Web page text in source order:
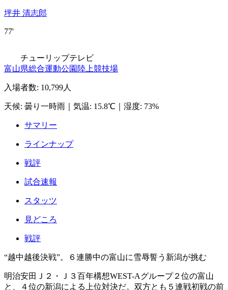
坪井 清志郎
77'
チューリップテレビ
富山県総合運動公園陸上競技場
入場者数: 10,799人
天候: 曇り一時雨 気温: 15.8℃ 湿度: 73%
サマリー
ラインナップ
戦評
試合速報
スタッツ
見どころ
戦評
“越中越後決戦”。６連勝中の富山に雪辱誓う新潟が挑む
明治安田Ｊ２・Ｊ３百年構想WEST-Aグループ２位の富山
と、４位の新潟による上位対決だ。双方とも５連戦初戦の前